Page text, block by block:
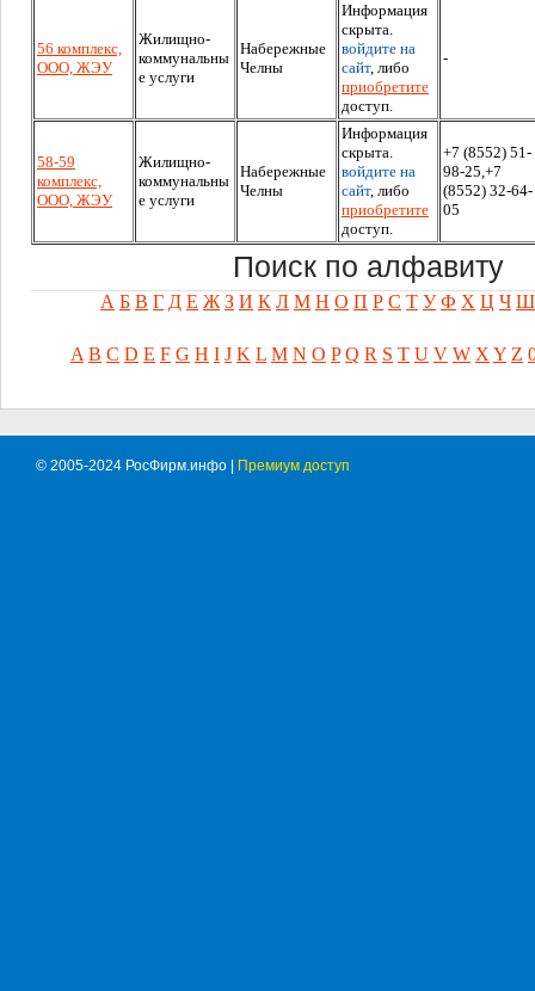
56 комплекс,
ООО, ЖЭУ
Жилищно-
коммунальны
е услуги
Набережные
Челны
Информация
скрыта.
войдите на
сайт, либо
приобретите
доступ.
-
58-59
комплекс,
ООО, ЖЭУ
Жилищно-
коммунальны
е услуги
Набережные
Челны
Информация
скрыта.
войдите на
сайт, либо
приобретите
доступ.
+7 (8552) 51-
98-25,+7
(8552) 32-64-
05
Поиск по алфавиту
А Б В Г Д Е Ж З И К Л М Н О П Р С Т У Ф Х Ц Ч Ш
A B C D E F G H I J K L M N O P Q R S T U V W X Y Z
© 2005-2024 РосФирм.инфо | Премиум доступ